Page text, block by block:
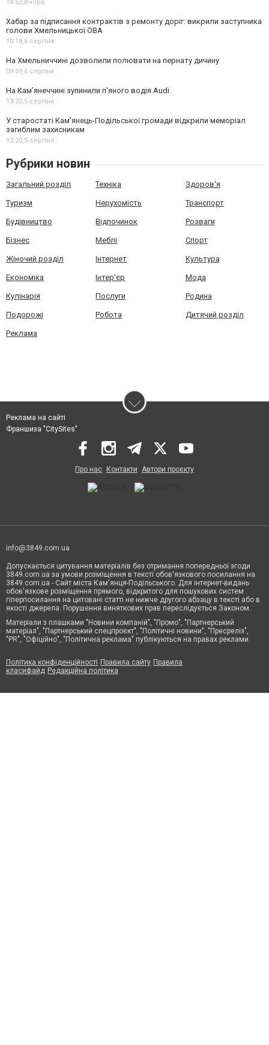
14:53, Вчора
Хабар за підписання контрактів з ремонту доріг: викрили заступника
голови Хмельницької ОВА
10:18,6 серпня
На Хмельниччині дозволили полювати на пернату дичину
09:59,6 серпня
На Камʼянеччині зупинили п'яного водія Audi
13:20,5 серпня
У старостаті Кам’янець-Подільської громади відкрили меморіал
загиблим захисникам
12:20,5 серпня
Рубрики новин
Загальний розділ Техніка Здоров'я
Туризм Нерухомість Транспорт
Будівництво Відпочинок Розваги
Бізнес Меблі Спорт
Жіночий розділ Інтернет Культура
Економіка Інтер'єр Мода
Кулінарія Послуги Родина
Подорожі Робота Дитячий розділ
Реклама
Реклама на сайті
Франшиза "CitySites"
Про нас Контакти Автори проєкту
info@3849.com.ua
Допускається цитування матеріалів без отримання попередньої згоди
3849.com.ua за умови розміщення в тексті обов'язкового посилання на
3849.com.ua - Сайт міста Кам'янця-Подільського. Для інтернет-видань
обов'язкове розміщення прямого, відкритого для пошукових систем
гіперпосилання на цитовані статті не нижче другого абзацу в тексті або в
якості джерела. Порушення виняткових прав переслідується Законом.
Матеріали з плашками "Новини компаній", "Промо", "Партнерський
матеріал", "Партнерський спецпроєкт", "Політичні новини", "Пресреліз",
"PR", "Офіційно", "Політична реклама" публікуються на правах реклами.
Політика конфіденційності Правила сайту Правила
класифайд Редакційна політика